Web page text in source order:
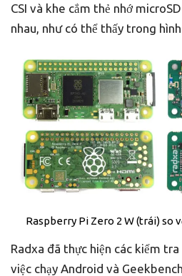
CSI và khe cắm thẻ nhớ
nhau, như có thể thấy trong
Raspberry Pi Zero 2 W (trái) so
Radxa đã thực hiện các kiểm
việc chạy Android và